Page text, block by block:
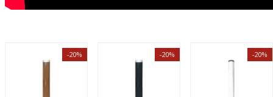
-20% -20% -20%